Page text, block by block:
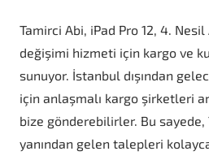
Tamirci Abi, iPad Pro 12, 4.
değişimi hizmeti için kargo ve
sunuyor. İstanbul dışından
için anlaşmalı kargo şirketleri
bize gönderebilirler. Bu sayede,
yanından gelen talepleri